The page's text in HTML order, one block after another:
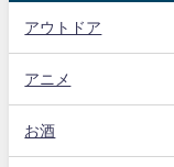
アウトドア
アニメ
お酒